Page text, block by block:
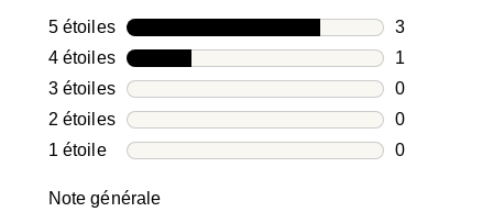
5 étoilesétoiles
3
3 avis avec
4 étoilesétoiles
1
1 avis avec
3 étoilesétoiles
0
0 avis avec
2 étoilesétoiles
0
0 avis avec
1 étoileétoiles
0
Note générale